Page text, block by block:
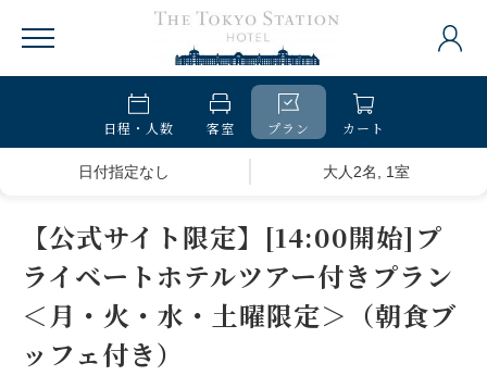
日程・人数 客室 プラン カート
日付指定なし 大人2名, 1室
【公式サイト限定】[14:00開始]プ
ライベートホテルツアー付きプラン
＜月・火・水・土曜限定＞（朝食ブ
ッフェ付き）